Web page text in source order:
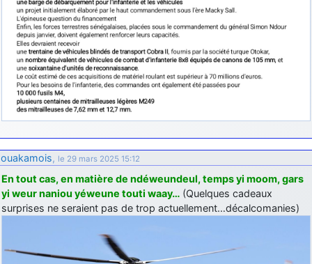
ouakamois, le 29 mars 2025 15:12
En tout cas, en matière de ndéweundeul, temps yi moom, gars
yi weur naniou yéweune touti waay… (Quelques cadeaux
surprises ne seraient pas de trop actuellement…décalcomanies)